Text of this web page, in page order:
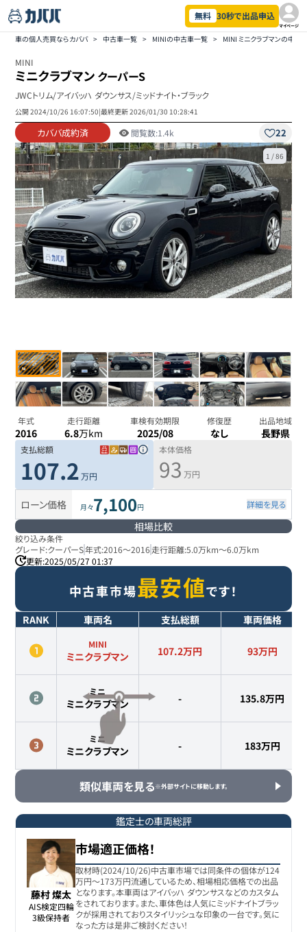
無料 30秒で出品申込
マイページ
車の個人売買ならカババ > 中古車一覧 > MINIの中古車一覧 > MINI ミニクラブマンの中古
MINI
ミニクラブマン クーパーS
JWCトリム/アイバッハ ダウンサス/ミッドナイト・ブラック
公開2024/10/26 16:07:50|最終更新2026/01/30 10:28:41
カババ成約済 閲覧数:1.4k 22
1 /86
年式
2016
走行距離
6.8万km
車検有効期限
2025/08
修復歴
なし
出品地域
長野県
支払総額
107.2 万円
本体価格
93 万円
ローン価格 月々7,100円 詳細を見る
相場比較
絞り込み条件
グレード:クーパーS年式:2016～2016 走行距離:5.0万km～6.0万km
更新:2025/05/27 01:37
中古車市場最安値です！
RANK 車両名 支払総額 車両価格
MINI
ミニクラブマン 107.2万円 93万円
ミニ
ミニクラブマン - 135.8万円
ミニ
ミニクラブマン - 183万円
類似車両を見る※外部サイトに移動します。
鑑定士の車両総評
藤村 燦太
AIS検定四輪
3級保持者
市場適正価格！
取材時(2024/10/26)中古車市場では同条件の個体が124
万円〜173万円流通しているため、相場相応価格での出品
となります。本車両はアイバッハ ダウンサスなどのカスタム
をされております。また、車体色は人気にミッドナイトブラッ
クが採用されておりスタイリッシュな印象の一台です。気に
なった方は是非ご検討ください！